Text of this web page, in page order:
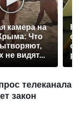
камера на
Что
не видят...
телеканала
закон